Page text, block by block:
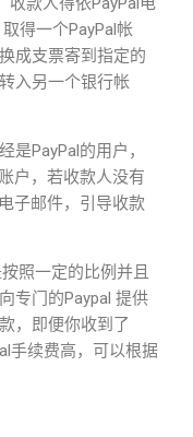
得一个PayPal帐
成支票寄到指定的
入另一个银行帐
是PayPal的用户，
户，若收款人没有
子邮件，引导收款
照一定的比例并且
专门的Paypal 提供
，即便你收到了
手续费高，可以根据